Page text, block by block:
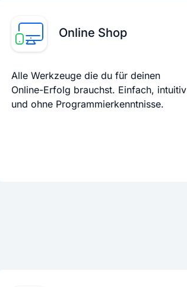
Online Shop
Alle Werkzeuge die du für deinen
Online-Erfolg brauchst. Einfach, intuitiv
und ohne Programmierkenntnisse.